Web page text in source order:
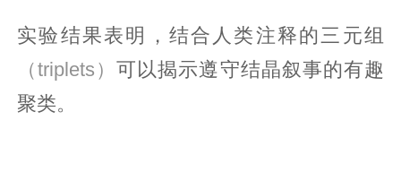
实验结果表明，结合人类注释的三元组
（triplets）可以揭示遵守结晶叙事的有趣
聚类。